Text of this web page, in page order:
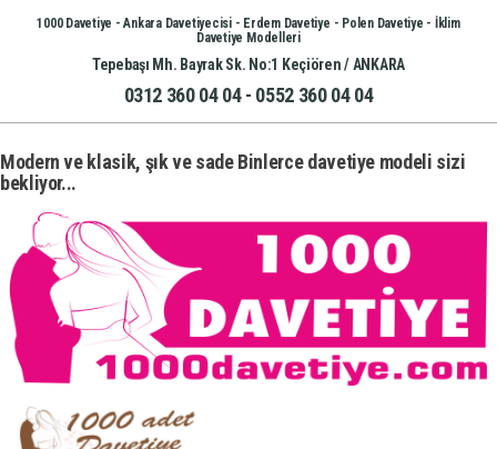
İçeriğe1000 Davetiye - Ankara Davetiyecisi - Erdem Davetiye - Polen Davetiye - İklim
Davetiye Modelleri
Tepebaşı Mh. Bayrak Sk. No:1 Keçiören / ANKARA
0312 360 04 04 - 0552 360 04 04
Modern ve klasik, şık ve sade Binlerce davetiye modeli sizi
bekliyor...